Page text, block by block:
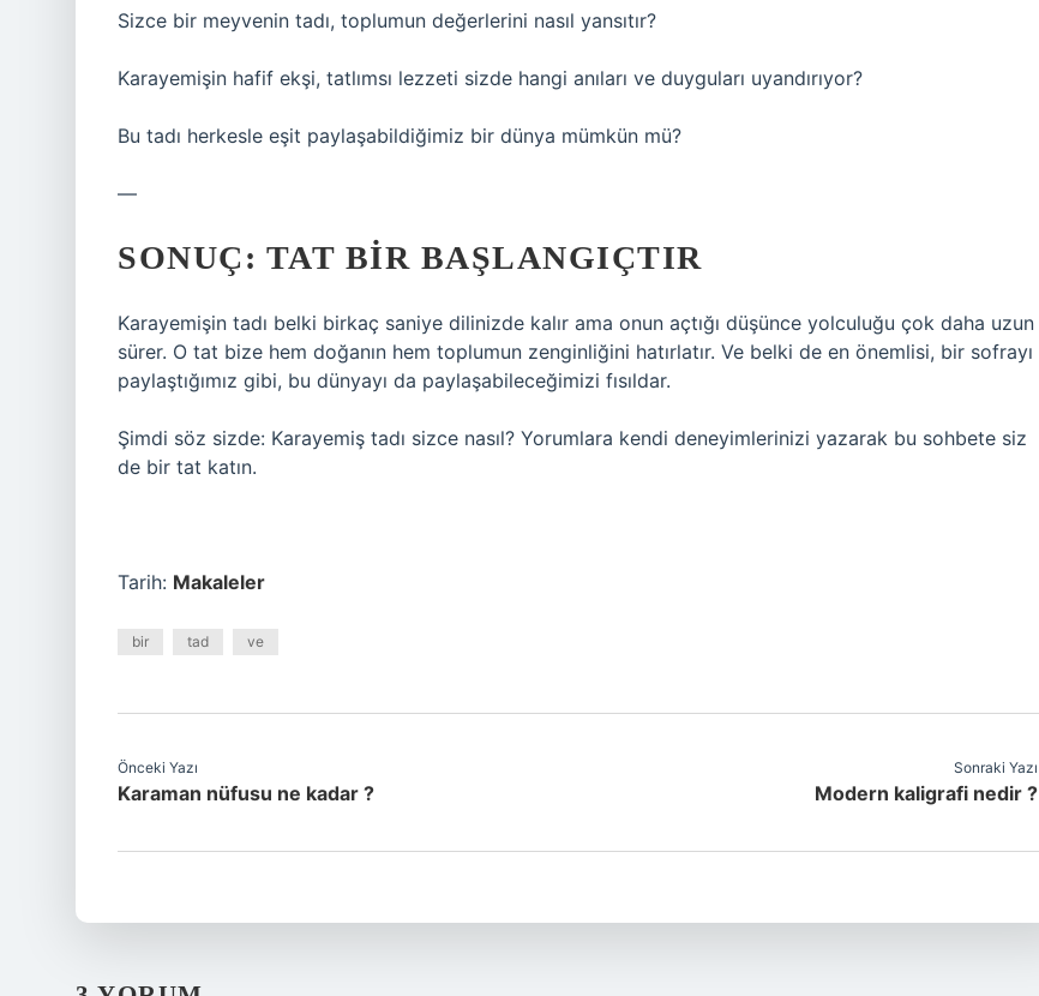
Sizce bir meyvenin tadı, toplumun değerlerini nasıl yansıtır?
Karayemişin hafif ekşi, tatlımsı lezzeti sizde hangi anıları ve duyguları uyandırıyor?
Bu tadı herkesle eşit paylaşabildiğimiz bir dünya mümkün mü?
—
SONUÇ: TAT BIR BAŞLANGIÇTIR
Karayemişin tadı belki birkaç saniye dilinizde kalır ama onun açtığı düşünce yolculuğu çok daha uzun
sürer. O tat bize hem doğanın hem toplumun zenginliğini hatırlatır. Ve belki de en önemlisi, bir sofrayı
paylaştığımız gibi, bu dünyayı da paylaşabileceğimizi fısıldar.
Şimdi söz sizde: Karayemiş tadı sizce nasıl? Yorumlara kendi deneyimlerinizi yazarak bu sohbete siz
de bir tat katın.
Tarih: Makaleler
bir tad ve
Önceki Yazı
Karaman nüfusu ne kadar ?
Sonraki Yazı
Modern kaligrafi nedir ?